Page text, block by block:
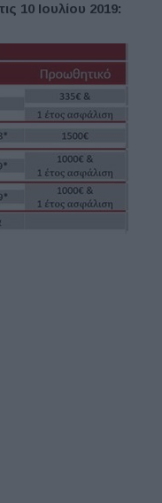
10 Ιουλίου 2019: